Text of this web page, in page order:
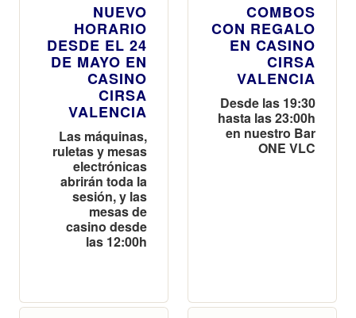
NUEVO
HORARIO
DESDE EL 24
DE MAYO EN
CASINO
CIRSA
VALENCIA
Las máquinas,
ruletas y mesas
electrónicas
abrirán toda la
sesión, y las
mesas de
casino desde
las 12:00h
COMBOS
CON REGALO
EN CASINO
CIRSA
VALENCIA
Desde las 19:30
hasta las 23:00h
en nuestro Bar
ONE VLC